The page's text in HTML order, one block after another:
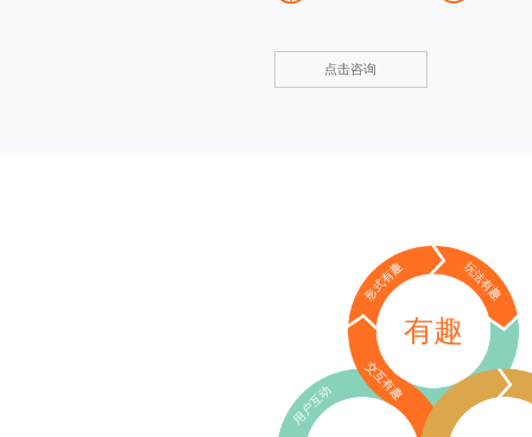
点击咨询
有趣
形式有趣 玩法有趣
交互有趣
用户互动